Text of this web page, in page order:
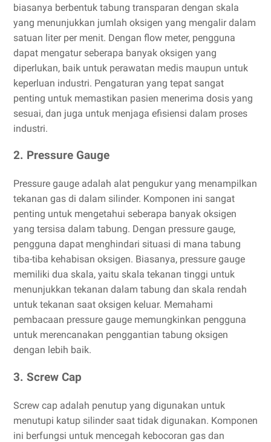
biasanya berbentuk tabung transparan dengan skala
yang menunjukkan jumlah oksigen yang mengalir dalam
satuan liter per menit. Dengan flow meter, pengguna
dapat mengatur seberapa banyak oksigen yang
diperlukan, baik untuk perawatan medis maupun untuk
keperluan industri. Pengaturan yang tepat sangat
penting untuk memastikan pasien menerima dosis yang
sesuai, dan juga untuk menjaga efisiensi dalam proses
industri.
2. Pressure Gauge
Pressure gauge adalah alat pengukur yang menampilkan
tekanan gas di dalam silinder. Komponen ini sangat
penting untuk mengetahui seberapa banyak oksigen
yang tersisa dalam tabung. Dengan pressure gauge,
pengguna dapat menghindari situasi di mana tabung
tiba-tiba kehabisan oksigen. Biasanya, pressure gauge
memiliki dua skala, yaitu skala tekanan tinggi untuk
menunjukkan tekanan dalam tabung dan skala rendah
untuk tekanan saat oksigen keluar. Memahami
pembacaan pressure gauge memungkinkan pengguna
untuk merencanakan penggantian tabung oksigen
dengan lebih baik.
3. Screw Cap
Screw cap adalah penutup yang digunakan untuk
menutupi katup silinder saat tidak digunakan. Komponen
ini berfungsi untuk mencegah kebocoran gas dan